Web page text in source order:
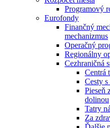
Programový
Eurofondy
Finančný
mechanizmus
Operačný
Regionálny
Cezhraničná
Centrá
Cesty
Pieseň
dolinou
Tatry
Za